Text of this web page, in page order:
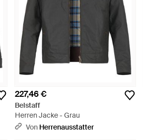
227,46 €
Belstaff
Herren Jacke - Grau
Von Herrenausstatter